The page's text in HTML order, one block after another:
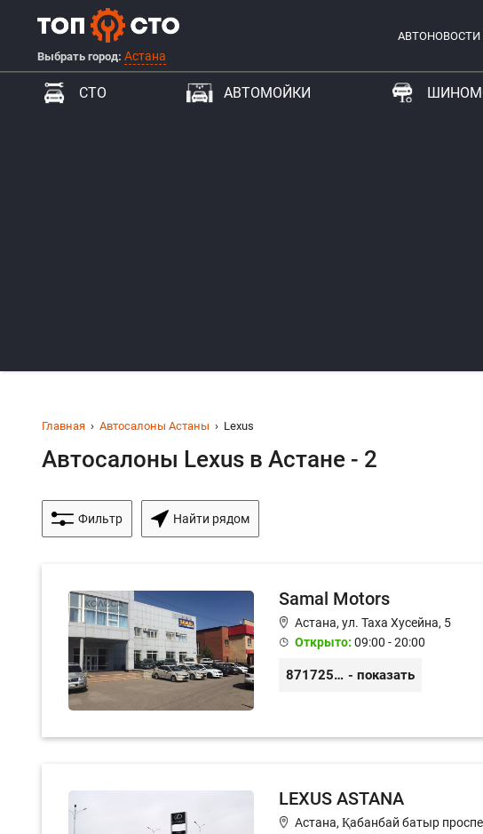
Выбрать город: Астана
АВТОНОВОСТИ
СТО АВТОМОЙКИ
Главная Автосалоны Астаны Lexus
Автосалоны Lexus в Астане - 2
Фильтр Найти рядом
Samal Motors
Астана, ул. Таха Хусейна, 5
Открыто: 09:00 - 20:00
87172572244 - показать
LEXUS ASTANA
Астана, ​Қабанбай батыр